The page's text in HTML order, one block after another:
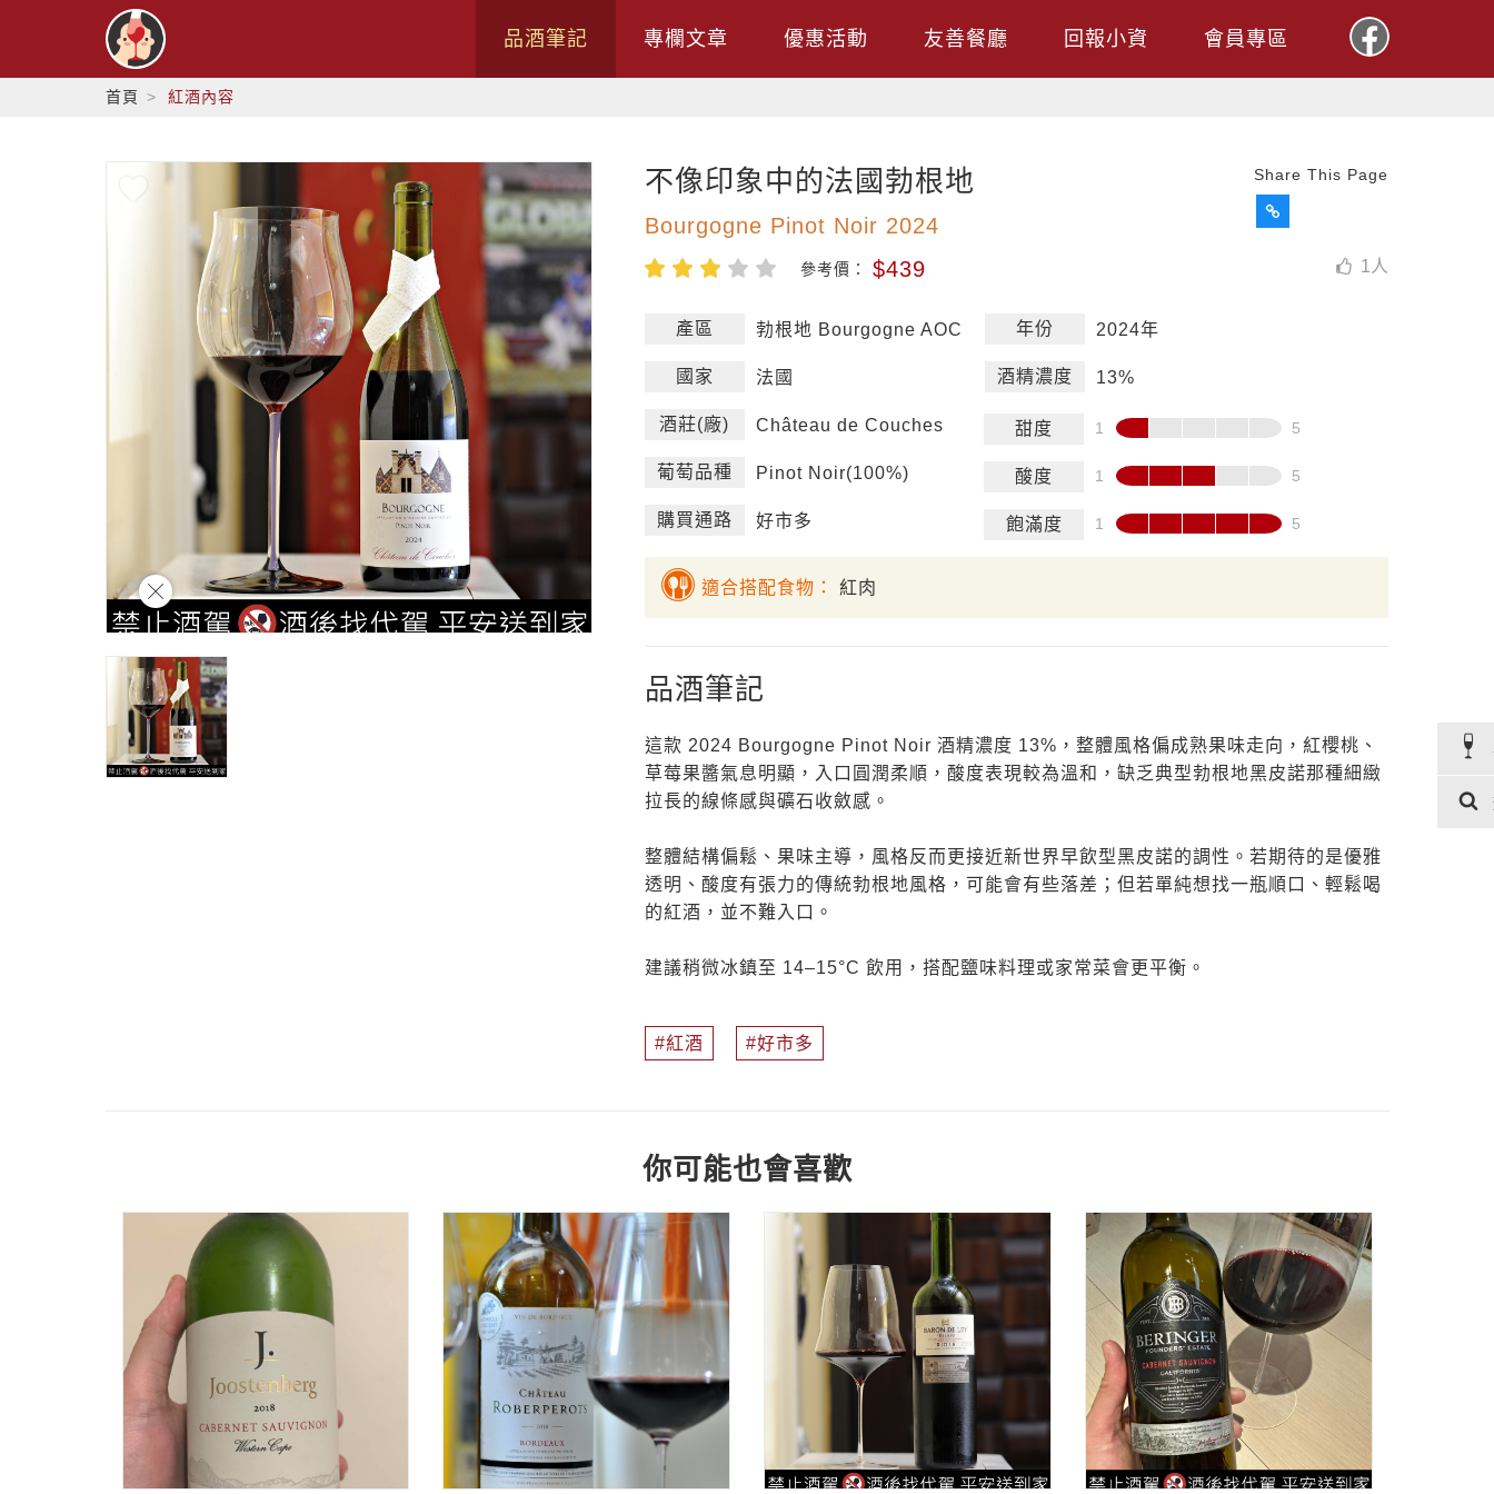
品酒筆記 專欄文章 優惠活動 友善餐廳 回報小資 會員專區
首頁 紅酒內容
Share This Page
1 人
不像印象中的法國勃根地
Bourgogne Pinot Noir 2024
參考價： $439
產區 勃根地 Bourgogne AOC
國家 法國
酒莊(廠) Château de Couches
葡萄品種 Pinot Noir(100%)
購買通路 好市多
年份 2024年
酒精濃度 13%
甜度
酸度
飽滿度
適合搭配食物： 紅肉
品酒筆記
這款 2024 Bourgogne Pinot Noir 酒精濃度 13%，整體風格偏成熟果味走向，紅櫻桃、
草莓果醬氣息明顯，入口圓潤柔順，酸度表現較為溫和，缺乏典型勃根地黑皮諾那種細緻
拉長的線條感與礦石收斂感。
整體結構偏鬆、果味主導，風格反而更接近新世界早飲型黑皮諾的調性。若期待的是優雅
透明、酸度有張力的傳統勃根地風格，可能會有些落差；但若單純想找一瓶順口、輕鬆喝
的紅酒，並不難入口。
建議稍微冰鎮至 14–15°C 飲用，搭配鹽味料理或家常菜會更平衡。
紅酒 好市多
你可能也會喜歡